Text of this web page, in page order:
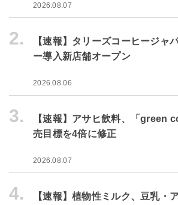
2026.08.07
2.
【速報】タリーズコーヒージャ
ー導入新店舗オープン
2026.08.06
3.
【速報】アサヒ飲料、「green
売目標を4倍に修正
2026.08.07
4.
【速報】植物性ミルク、豆乳・